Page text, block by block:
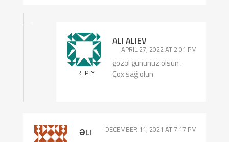
REPLY
ALI ALIEV
APRIL 27, 2022 AT 2:01 PM
gözəl gününüz olsun .
Çox sağ olun
ƏLI DECEMBER 11, 2021 AT 7:17 PM